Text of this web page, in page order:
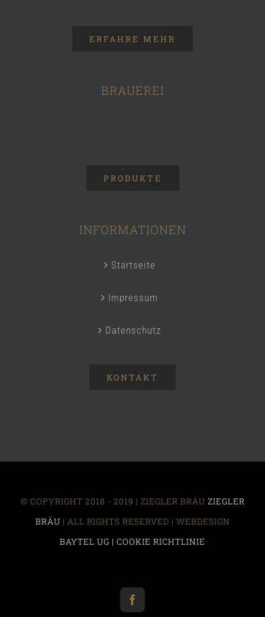
ERFAHRE MEHR
BRAUEREI
PRODUKTE
INFORMATIONEN
Startseite
Impressum
Datenschutz
KONTAKT
© COPYRIGHT 2018 - 2019 | ZIEGLER BRÄU ZIEGLER
BRÄU | ALL RIGHTS RESERVED | WEBDESIGN
BAYTEL UG | COOKIE RICHTLINIE
Facebook